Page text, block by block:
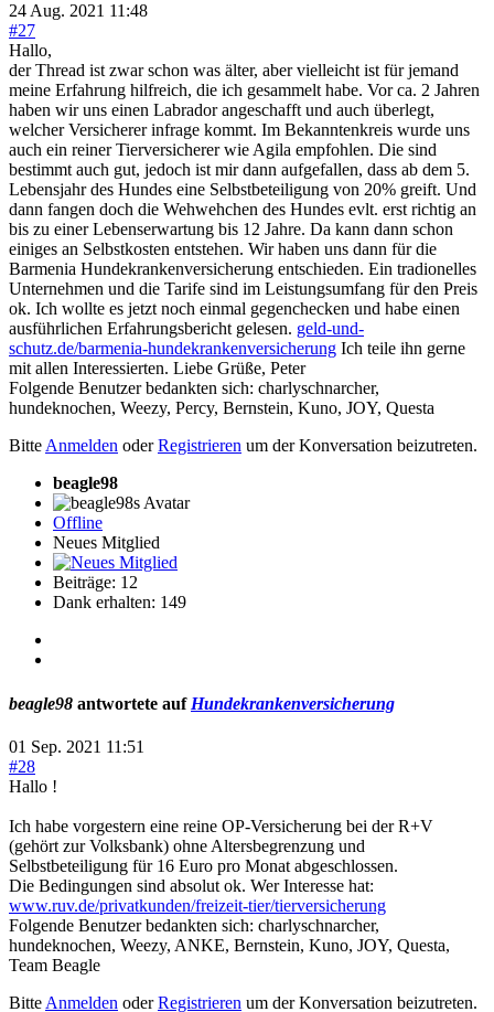
24 Aug. 2021 11:48
#27
Hallo,
der Thread ist zwar schon was älter, aber vielleicht ist für jemand
meine Erfahrung hilfreich, die ich gesammelt habe. Vor ca. 2 Jahren
haben wir uns einen Labrador angeschafft und auch überlegt,
welcher Versicherer infrage kommt. Im Bekanntenkreis wurde uns
auch ein reiner Tierversicherer wie Agila empfohlen. Die sind
bestimmt auch gut, jedoch ist mir dann aufgefallen, dass ab dem 5.
Lebensjahr des Hundes eine Selbstbeteiligung von 20% greift. Und
dann fangen doch die Wehwehchen des Hundes evlt. erst richtig an
bis zu einer Lebenserwartung bis 12 Jahre. Da kann dann schon
einiges an Selbstkosten entstehen. Wir haben uns dann für die
Barmenia Hundekrankenversicherung entschieden. Ein tradionelles
Unternehmen und die Tarife sind im Leistungsumfang für den Preis
ok. Ich wollte es jetzt noch einmal gegenchecken und habe einen
ausführlichen Erfahrungsbericht gelesen. geld-und-
schutz.de/barmenia-hundekrankenversicherung Ich teile ihn gerne
mit allen Interessierten. Liebe Grüße, Peter
Folgende Benutzer bedankten sich: charlyschnarcher,
hundeknochen, Weezy, Percy, Bernstein, Kuno, JOY, Questa
BitteAnmelden oderRegistrieren um der Konversation beizutreten.
beagle98
Offline
Neues Mitglied
Beiträge: 12
Dank erhalten: 149
beagle98 antwortete auf Hundekrankenversicherung
01 Sep. 2021 11:51
#28
Hallo !
Ich habe vorgestern eine reine OP-Versicherung bei der R+V
(gehört zur Volksbank) ohne Altersbegrenzung und
Selbstbeteiligung für 16 Euro pro Monat abgeschlossen.
Die Bedingungen sind absolut ok. Wer Interesse hat:
www.ruv.de/privatkunden/freizeit-tier/tierversicherung
Folgende Benutzer bedankten sich: charlyschnarcher,
hundeknochen, Weezy, ANKE, Bernstein, Kuno, JOY, Questa,
Team Beagle
Bitte Anmelden oderRegistrieren um der Konversation beizutreten.